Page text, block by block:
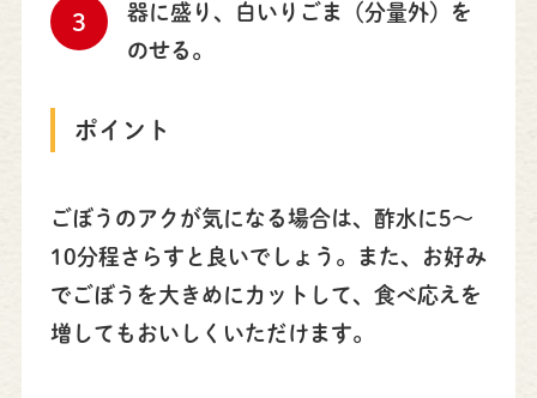
3
器に盛り、白いりごま（分量外）を
のせる。
ポイント
ごぼうのアクが気になる場合は、酢水に5〜
10分程さらすと良いでしょう。また、お好み
でごぼうを大きめにカットして、食べ応えを
増してもおいしくいただけます。